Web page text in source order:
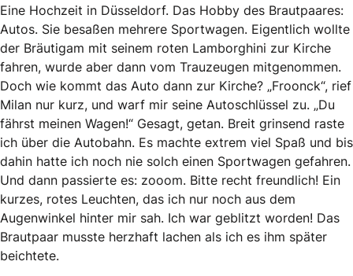
Eine Hochzeit in Düsseldorf. Das Hobby des Brautpaares:
Autos. Sie besaßen mehrere Sportwagen. Eigentlich wollte
der Bräutigam mit seinem roten Lamborghini zur Kirche
fahren, wurde aber dann vom Trauzeugen mitgenommen.
Doch wie kommt das Auto dann zur Kirche? „Froonck“, rief
Milan nur kurz, und warf mir seine Autoschlüssel zu. „Du
fährst meinen Wagen!“ Gesagt, getan. Breit grinsend raste
ich über die Autobahn. Es machte extrem viel Spaß und bis
dahin hatte ich noch nie solch einen Sportwagen gefahren.
Und dann passierte es: zooom. Bitte recht freundlich! Ein
kurzes, rotes Leuchten, das ich nur noch aus dem
Augenwinkel hinter mir sah. Ich war geblitzt worden! Das
Brautpaar musste herzhaft lachen als ich es ihm später
beichtete.